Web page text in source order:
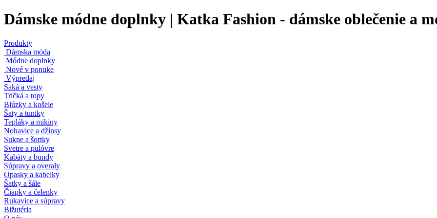
Dámske módne doplnky | Katka Fashion - dámske oblečenie a
Produkty
Dámska móda
Módne doplnky
Nové v ponuke
Výpredaj
Saká a vesty
Tričká a topy
Blúzky a košele
Šaty a tuniky
Tepláky a mikiny
Nohavice a džínsy
Sukne a šortky
Svetre a pulóvre
Kabáty a bundy
Súpravy a overaly
Opasky a kabelky
Šatky a šále
Čiapky a čelenky
Rukavice a súpravy
Bižutéria